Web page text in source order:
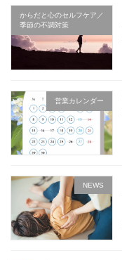
からだと心のセルフケア／
季節の不調対策
営業カレンダー
NEWS